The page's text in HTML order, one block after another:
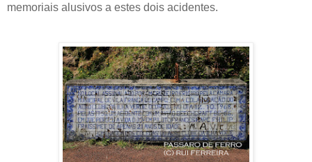
memoriais alusivos a estes dois acidentes.